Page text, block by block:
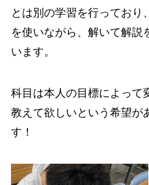
とは別の学習を行っており
を使いながら、解いて解説
います。
科目は本人の目標によって
教えて欲しいという希望が
す！